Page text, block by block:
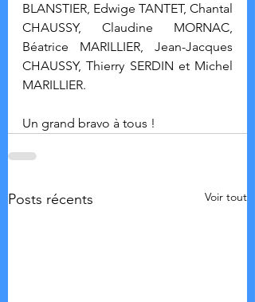
BLANSTIER, Edwige TANTET, Chantal
CHAUSSY, Claudine MORNAC,
Béatrice MARILLIER, Jean-Jacques
CHAUSSY, Thierry SERDIN et Michel
MARILLIER.
Un grand bravo à tous !
Posts récents Voir tout